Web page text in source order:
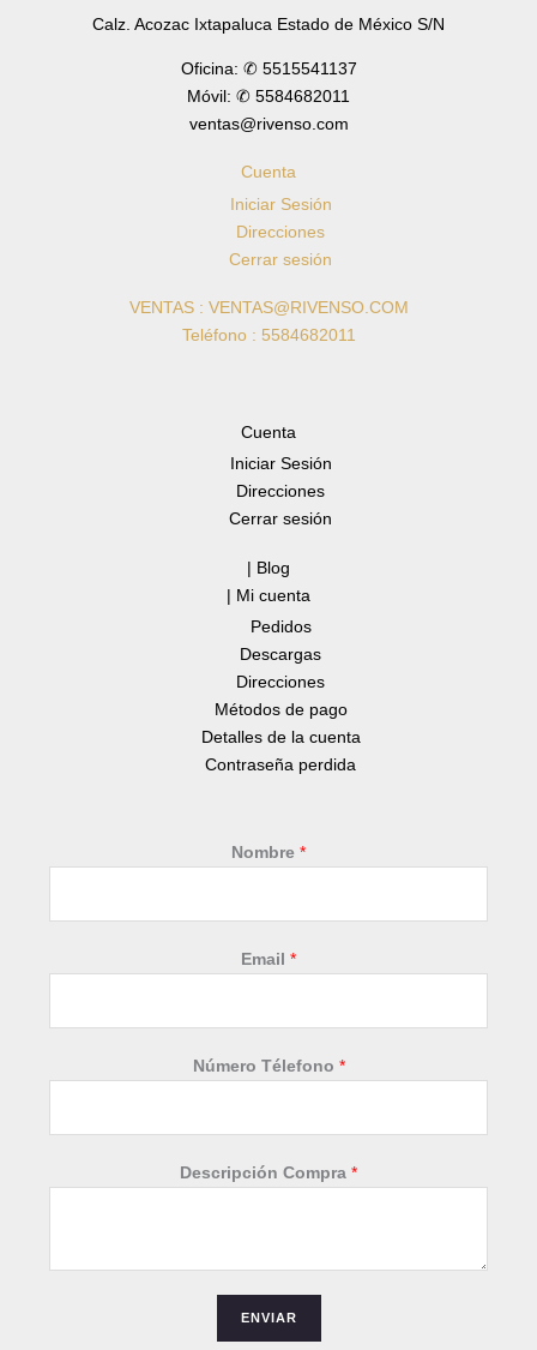
Calz. Acozac Ixtapaluca Estado de México S/N
Oficina: ✆ 5515541137
Móvil: ✆ 5584682011
ventas@rivenso.com
Cuenta
Iniciar Sesión
Direcciones
Cerrar sesión
VENTAS : VENTAS@RIVENSO.COM
Teléfono : 5584682011
Cuenta
Iniciar Sesión
Direcciones
Cerrar sesión
| Blog
| Mi cuenta
Pedidos
Descargas
Direcciones
Métodos de pago
Detalles de la cuenta
Contraseña perdida
Nombre *
Email *
N
ú
e
o
m
Número Télefono *
Descripción Compra *
ENVIAR